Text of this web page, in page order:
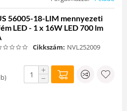
56005-18-LIM mennyezeti
LED - 1 x 16W LED 700 lm
Cikkszám: NVL252009
+
−